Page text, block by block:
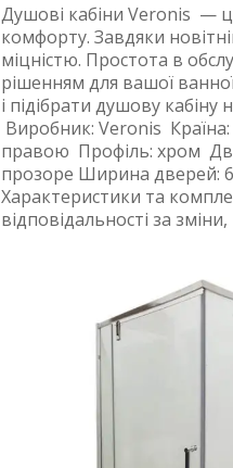
Душові кабіни Veronis —
комфорту. Завдяки
міцністю. Простота в
рішенням для вашої
і підібрати душову
Виробник: Veronis Країна:
правою Профіль: хром
прозоре Ширина дверей:
Характеристики та
відповідальності за